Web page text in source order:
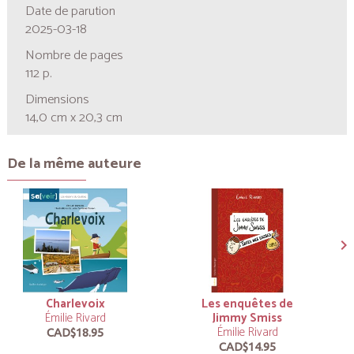
Date de parution
2025-03-18
Nombre de pages
112 p.
Dimensions
14,0 cm x 20,3 cm
De la même auteure
Charlevoix
Émilie Rivard
CAD$18.95
Les enquêtes de
Jimmy Smiss
Émilie Rivard
CAD$14.95